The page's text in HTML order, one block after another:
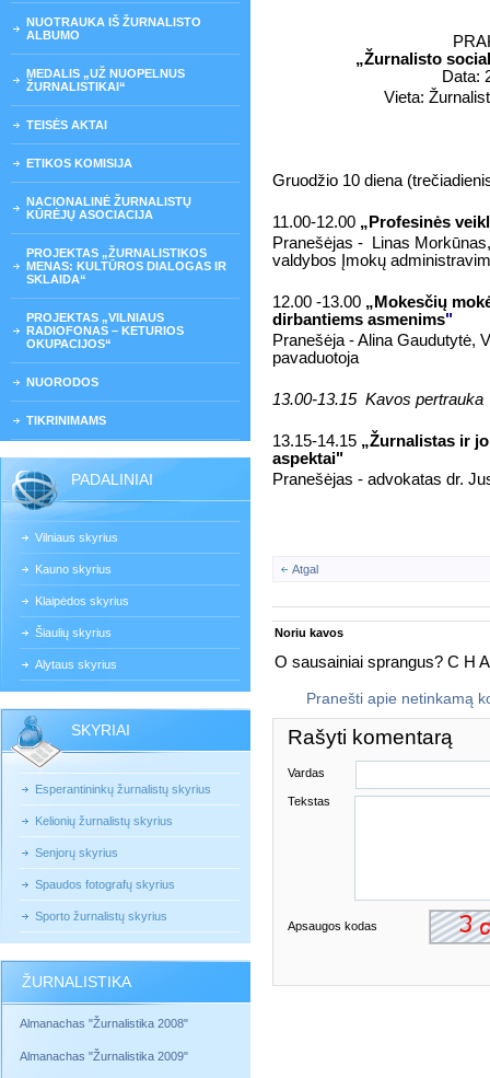
NUOTRAUKA IŠ ŽURNALISTO
ALBUMO
MEDALIS „UŽ NUOPELNUS
ŽURNALISTIKAI“
TEISĖS AKTAI
ETIKOS KOMISIJA
NACIONALINĖ ŽURNALISTŲ
KŪRĖJŲ ASOCIACIJA
PROJEKTAS „ŽURNALISTIKOS
MENAS: KULTŪROS DIALOGAS IR
SKLAIDA“
PROJEKTAS „VILNIAUS
RADIOFONAS – KETURIOS
OKUPACIJOS“
NUORODOS
TIKRINIMAMS
PADALINIAI
Vilniaus skyrius
Kauno skyrius
Klaipėdos skyrius
Šiaulių skyrius
Alytaus skyrius
SKYRIAI
Esperantininkų žurnalistų skyrius
Kelionių žurnalistų skyrius
Senjorų skyrius
Spaudos fotografų skyrius
Sporto žurnalistų skyrius
ŽURNALISTIKA
Almanachas "Žurnalistika 2008"
Almanachas "Žurnalistika 2009"
„Žurnalisto
Data:
Vieta:
Gruodžio 10 diena
11.00-12.00 „Profesinės
Pranešėjas -
Linas
valdybos Įmokų
12.00 -13.00 „Mokesčių
dirbantiems asmenims"
Pranešėja -Alina Gaudutytė,
pavaduotoja
13.00-13.15 Kavos pertrauka
13.15-14.15 „Žurnalistas ir
aspektai"
Pranešėjas - advokatas dr.
Atgal
Noriu kavos
O sausainiai sprangus? C H
Pranešti apie netinkamą
Rašyti komentarą
Vardas
Tekstas
Apsaugos kodas